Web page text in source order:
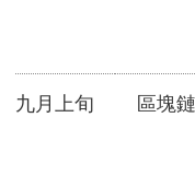
九月上旬 區塊